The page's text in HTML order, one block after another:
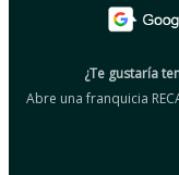
¿Te gustaría
Abre una franquicia